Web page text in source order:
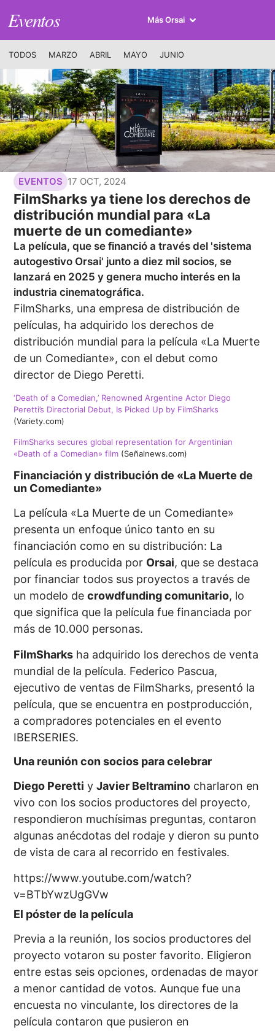
Eventos Más Orsai
TODOS MARZO ABRIL MAYO JUNIO
EVENTOS 17 OCT, 2024
FilmSharks ya tiene los derechos de
distribución mundial para «La
muerte de un comediante»
La película, que se financió a través del 'sistema
autogestivo Orsai' junto a diez mil socios, se
lanzará en 2025 y genera mucho interés en la
industria cinematográfica.
FilmSharks, una empresa de distribución de
películas, ha adquirido los derechos de
distribución mundial para la película «La Muerte
de un Comediante», con el debut como
director de Diego Peretti.
‘Death of a Comedian,’ Renowned Argentine Actor Diego
Peretti’s Directorial Debut, Is Picked Up by FilmSharks
(Variety.com)
FilmSharks secures global representation for Argentinian
«Death of a Comedian» film (Señalnews.com)
Financiación y distribución de «La Muerte de
un Comediante»
La película «La Muerte de un Comediante»
presenta un enfoque único tanto en su
financiación como en su distribución: La
película es producida por Orsai, que se destaca
por financiar todos sus proyectos a través de
un modelo decrowdfunding comunitario, lo
que significa que la película fue financiada por
más de 10.000 personas.
FilmSharks ha adquirido los derechos de venta
mundial de la película. Federico Pascua,
ejecutivo de ventas de FilmSharks, presentó la
película, que se encuentra en postproducción,
a compradores potenciales en el evento
IBERSERIES.
Una reunión con socios para celebrar
Diego Peretti yJavier Beltramino charlaron en
vivo con los socios productores del proyecto,
respondieron muchísimas preguntas, contaron
algunas anécdotas del rodaje y dieron su punto
de vista de cara al recorrido en festivales.
https://www.youtube.com/watch?
v=BTbYwzUgGVw
El póster de la película
Previa a la reunión, los socios productores del
proyecto votaron su poster favorito. Eligieron
entre estas seis opciones, ordenadas de mayor
a menor cantidad de votos. Aunque fue una
encuesta no vinculante, los directores de la
película contaron que pusieron en